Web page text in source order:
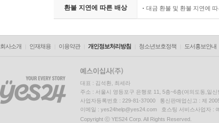
환불 지연에 따른 배상 대금 환불 및 환불 지연에
회사소개 인재채용 이용약관 개인정보처리방침 청소년보호정책 도서홍보안내
대표 : 김석환, 최세라
주소 : 서울시 영등포구 은행로 11, 5층~6층(여의도동,일신
사업자등록번호 : 229-81-37000 통신판매업신고 : 제
이메일 : yes24help@yes24.com 호스팅 서비스사업자 :
Copyright ⓒ YES24 Corp. All Rights Reserved.